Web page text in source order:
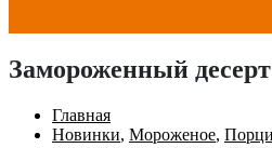
Замороженный
Главная
Новинки, Мороженое,